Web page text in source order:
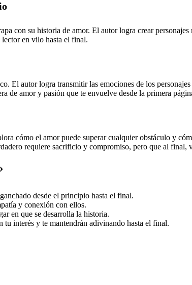
con su historia de amor. El autor logra crear
lector en vilo hasta el final.
El autor logra transmitir las emociones de los
de amor y pasión que te envuelve desde la primera
cómo el amor puede superar cualquier obstáculo y
requiere sacrificio y compromiso, pero que al final,
desde el principio hasta el final.
y conexión con ellos.
en que se desarrolla la historia.
tu interés y te mantendrán adivinando hasta el final.